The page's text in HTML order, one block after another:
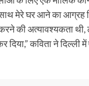
मेरे घर आने का आग्रह
करने की अत्यावश्यकता
कविता ने दिल्ली